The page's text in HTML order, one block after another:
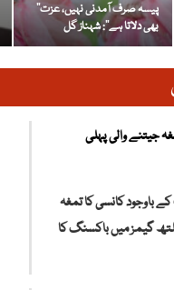
’’پیسہ صرف آمدنی نہیں، عزت
بھی دلاتا ہے‘‘: شہناز گل
جیتنے والی پہلی
باوجود کانسی کا تمغہ
گیمز میں باکسنگ کا